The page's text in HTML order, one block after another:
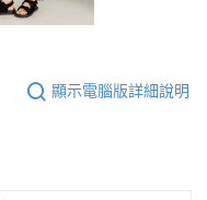
顯示電腦版詳細說明